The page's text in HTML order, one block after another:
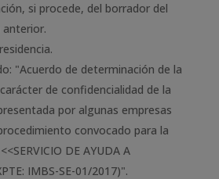
si procede, del borrador del
anterior.
"Acuerdo de determinación de la
de confidencialidad de la
por algunas empresas
convocado para la
DE AYUDA A
IMBS-SE-01/2017)".